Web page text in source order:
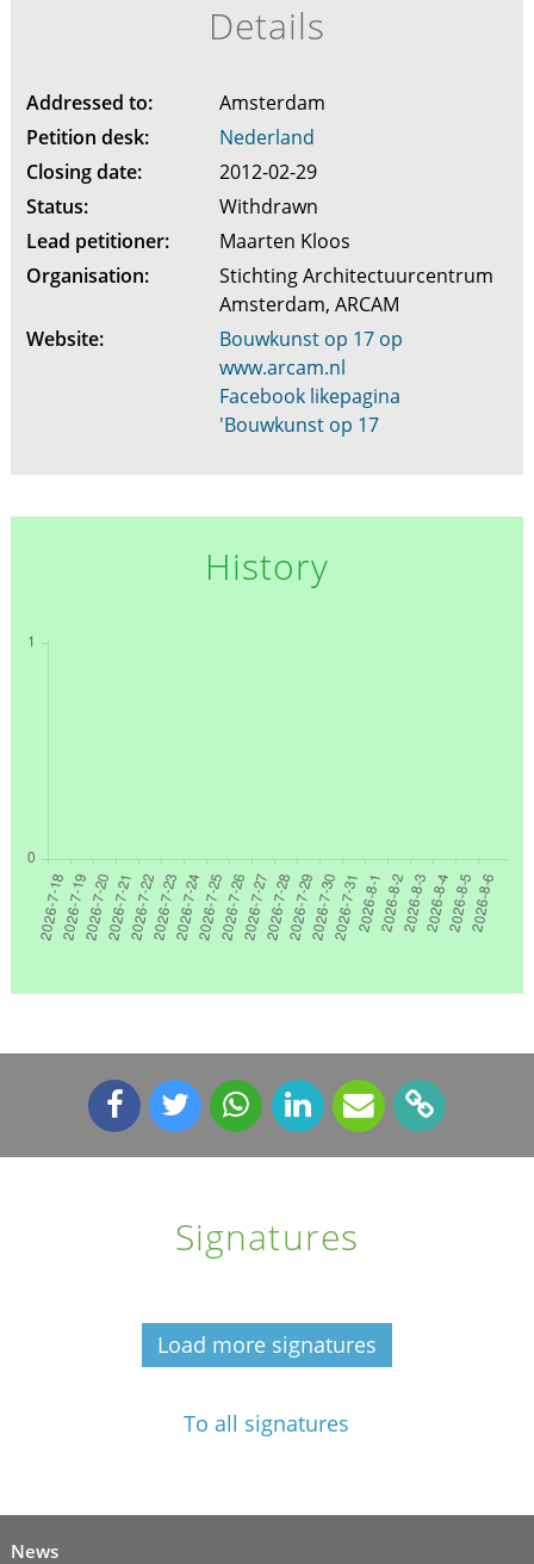
Details
Addressed to:
Amsterdam
Petition desk:
Nederland
Closing date:
2012-02-29
Status:
Withdrawn
Lead petitioner:
Maarten Kloos
Organisation:
Stichting Architectuurcentrum
Amsterdam, ARCAM
Website:
Bouwkunst op 17 op
www.arcam.nl
Facebook likepagina
'Bouwkunst op 17
History
Signatures
Load more signatures
To all signatures
News